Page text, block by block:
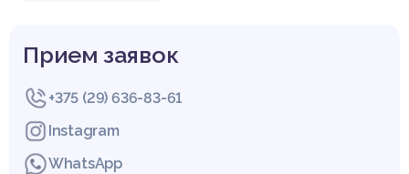
Прием заявок
+375 (29) 636-83-61
Instagram
WhatsApp